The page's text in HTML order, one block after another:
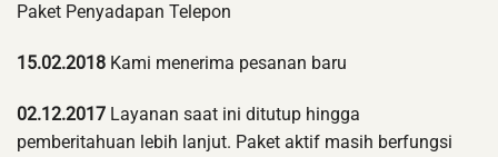
Paket Penyadapan Telepon
15.02.2018 Kami menerima pesanan baru
02.12.2017 Layanan saat ini ditutup hingga
pemberitahuan lebih lanjut. Paket aktif masih berfungsi